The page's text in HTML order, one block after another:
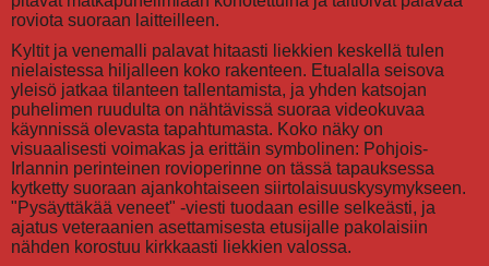
roviota suoraan laitteilleen.
Kyltit ja venemalli palavat hitaasti liekkien keskellä tulen
nielaistessa hiljalleen koko rakenteen. Etualalla seisova
yleisö jatkaa tilanteen tallentamista, ja yhden katsojan
puhelimen ruudulta on nähtävissä suoraa videokuvaa
käynnissä olevasta tapahtumasta. Koko näky on
visuaalisesti voimakas ja erittäin symbolinen: Pohjois-
Irlannin perinteinen rovioperinne on tässä tapauksessa
kytketty suoraan ajankohtaiseen siirtolaisuuskysymykseen.
"Pysäyttäkää veneet" -viesti tuodaan esille selkeästi, ja
ajatus veteraanien asettamisesta etusijalle pakolaisiin
nähden korostuu kirkkaasti liekkien valossa.